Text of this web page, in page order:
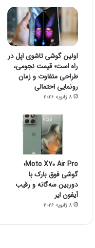
فقط ۱۰ روز تا پایان مهلت شرکت در جشنوارۀ تولید محتوای دانا
6 ژوئن 2022
اولین گوشی تاشوی اپل در
راه است؛ قیمت نجومی،
طراحی متفاوت و زمان
رونمایی احتمالی
8 ژانویه 2026
Moto X70 Air Pro؛
گوشی فوق بارک با
دوربین سه‌گانه و رقیب
آیفون ایر
8 ژانویه 2026